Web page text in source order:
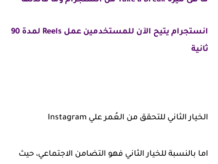
انستجرام يتيح الآن للمستخدمين عمل Reels لمدة 90
ثانية
الخيار الثاني للتحقق من العُمر علي Instagram
اما بالنسبة للخيار الثاني فهو التضامن الاجتماعي، حيث